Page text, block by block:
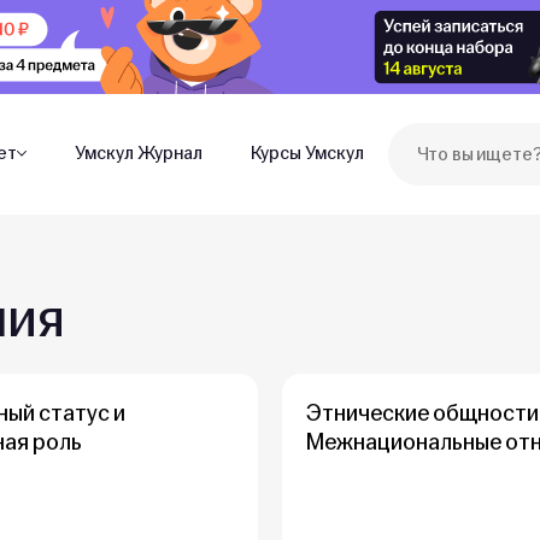
Умскул Журнал Курсы Умскул
статус и
роль
Этнические
Межнациональные